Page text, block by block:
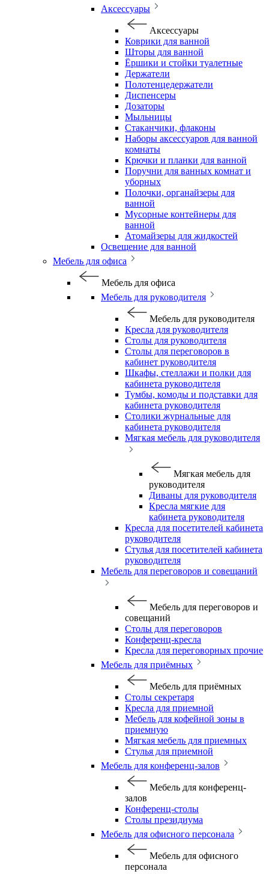
Аксессуары
Аксессуары
Коврики для ванной
Шторы для ванной
Ёршики и стойки туалетные
Держатели
Полотенцедержатели
Диспенсеры
Дозаторы
Мыльницы
Стаканчики, флаконы
Наборы аксессуаров для ванной
комнаты
Крючки и планки для ванной
Поручни для ванных комнат и
уборных
Полочки, органайзеры для
ванной
Мусорные контейнеры для
ванной
Атомайзеры для жидкостей
Освещение для ванной
Мебель для офиса
Мебель для офиса
Мебель для руководителя
Мебель для руководителя
Кресла для руководителя
Столы для руководителя
Столы для переговоров в
кабинет руководителя
Шкафы, стеллажи и полки для
кабинета руководителя
Тумбы, комоды и подставки для
кабинета руководителя
Столики журнальные для
кабинета руководителя
Мягкая мебель для руководителя
Мягкая мебель для
руководителя
Диваны для руководителя
Кресла мягкие для
кабинета руководителя
Кресла для посетителей кабинета
руководителя
Стулья для посетителей кабинета
руководителя
Мебель для переговоров и совещаний
Мебель для переговоров и
совещаний
Столы для переговоров
Конференц-кресла
Кресла для переговорных прочие
Мебель для приёмных
Мебель для приёмных
Столы секретаря
Кресла для приемной
Мебель для кофейной зоны в
приемную
Мягкая мебель для приемных
Стулья для приемной
Мебель для конференц-залов
Мебель для конференц-
залов
Конференц-столы
Столы президиума
Мебель для офисного персонала
Мебель для офисного
персонала